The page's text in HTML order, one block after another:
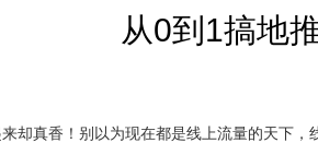
从0到1搞地
却真香！别以为现在都是线上流量的天下